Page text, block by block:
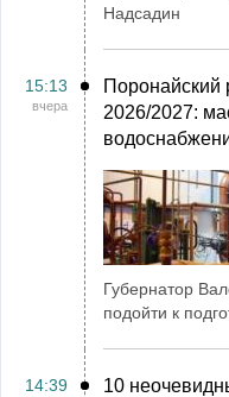
Надсадин
15:13
вчера
Поронайский
2026/2027:
Губернатор
подойти к
14:39
10